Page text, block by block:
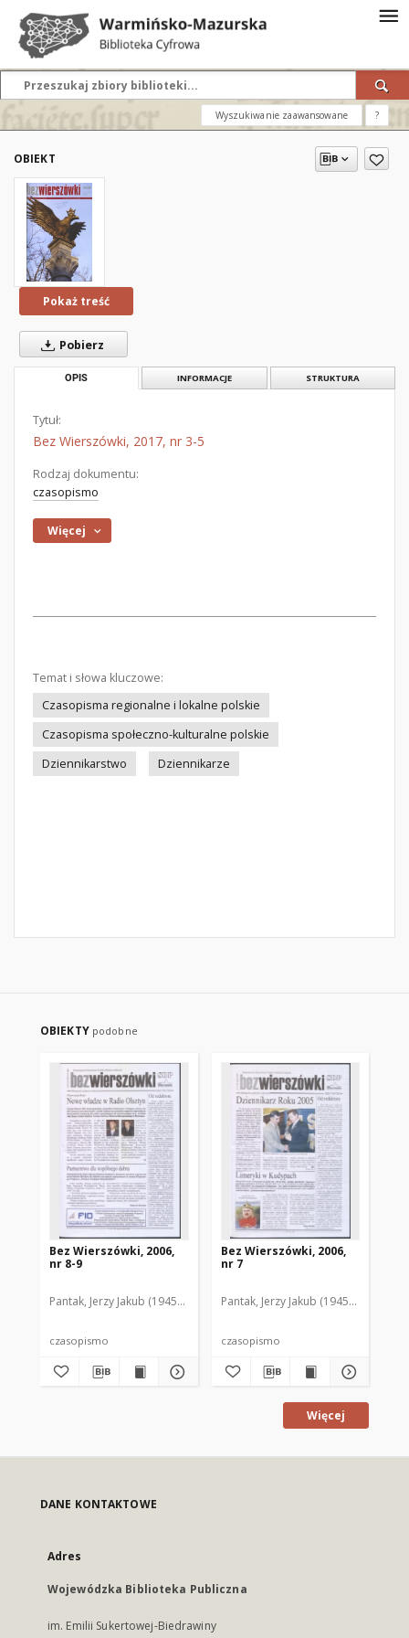
Wyszukiwanie zaawansowane ?
OBIEKT
Pokaż treść
Pobierz
OPIS INFORMACJE STRUKTURA
Tytuł:
Bez Wierszówki, 2017, nr 3-5
Rodzaj dokumentu:
czasopismo
Więcej
Temat i słowa kluczowe:
Czasopisma regionalne i lokalne polskie
Czasopisma społeczno-kulturalne polskie
Dziennikarstwo
Dziennikarze
OBIEKTY podobne
Bez Wierszówki, 2006,
nr 8-9
Pantak, Jerzy Jakub (1945- ). Red.
czasopismo
Bez Wierszówki, 2006,
nr 7
Pantak, Jerzy Jakub (1945- ). Red.
czasopismo
Więcej
DANE KONTAKTOWE
Adres
Wojewódzka Biblioteka Publiczna
im. Emilii Sukertowej-Biedrawiny